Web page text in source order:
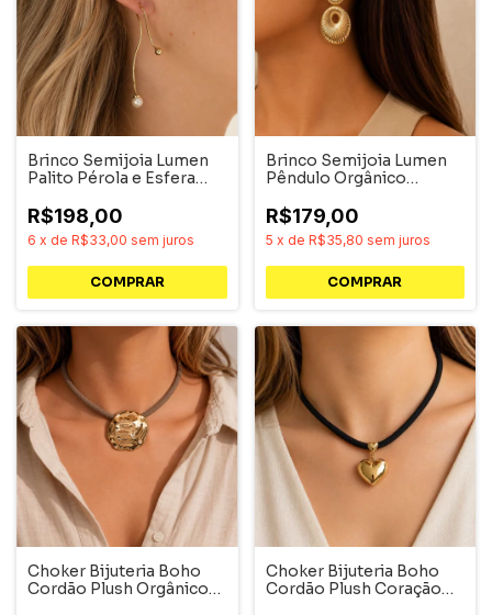
Brinco Semijoia Lumen
Palito Pérola e Esfera
R$198,00
6 x de R$33,00 sem juros
Brinco Semijoia Lumen
Pêndulo Orgânico
R$179,00
5 x de R$35,80 sem juros
Choker Bijuteria Boho
Cordão Plush Orgânico
Choker Bijuteria Boho
Cordão Plush Coração